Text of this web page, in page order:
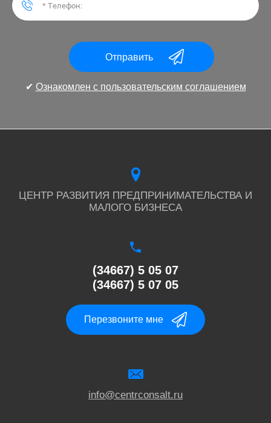
Отправить
✔ Ознакомлен с пользовательским соглашением
ЦЕНТР РАЗВИТИЯ ПРЕДПРИНИМАТЕЛЬСТВА И
МАЛОГО БИЗНЕСА
(34667) 5 05 07
(34667) 5 07 05
Перезвоните мне
info@centrconsalt.ru